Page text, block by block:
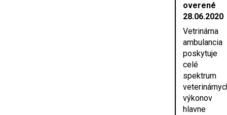
overené
28.06.2020
Vetrinárna
ambulancia
poskytuje
celé
spektrum
výkonov
hlavne